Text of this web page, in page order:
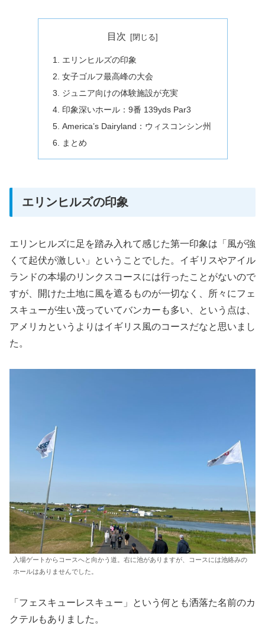
目次
エリンヒルズの印象
女子ゴルフ最高峰の大会
ジュニア向けの体験施設が充実
印象深いホール：9番 139yds Par3
America’s Dairyland：ウィスコンシン州
まとめ
エリンヒルズの印象
エリンヒルズに足を踏み入れて感じた第一印象は「風が強
くて起伏が激しい」ということでした。イギリスやアイル
ランドの本場のリンクスコースには行ったことがないので
すが、開けた土地に風を遮るものが一切なく、所々にフェ
スキューが生い茂っていてバンカーも多い、という点は、
アメリカというよりはイギリス風のコースだなと思いまし
た。
入場ゲートからコースへと向かう道。右に池がありますが、コースには池絡みの
ホールはありませんでした。
「フェスキューレスキュー」という何とも洒落た名前のカ
クテルもありました。